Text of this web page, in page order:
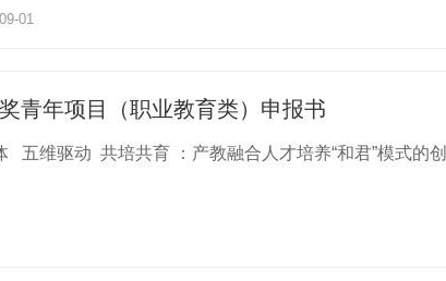
01
青年项目（职业教育类）申报书